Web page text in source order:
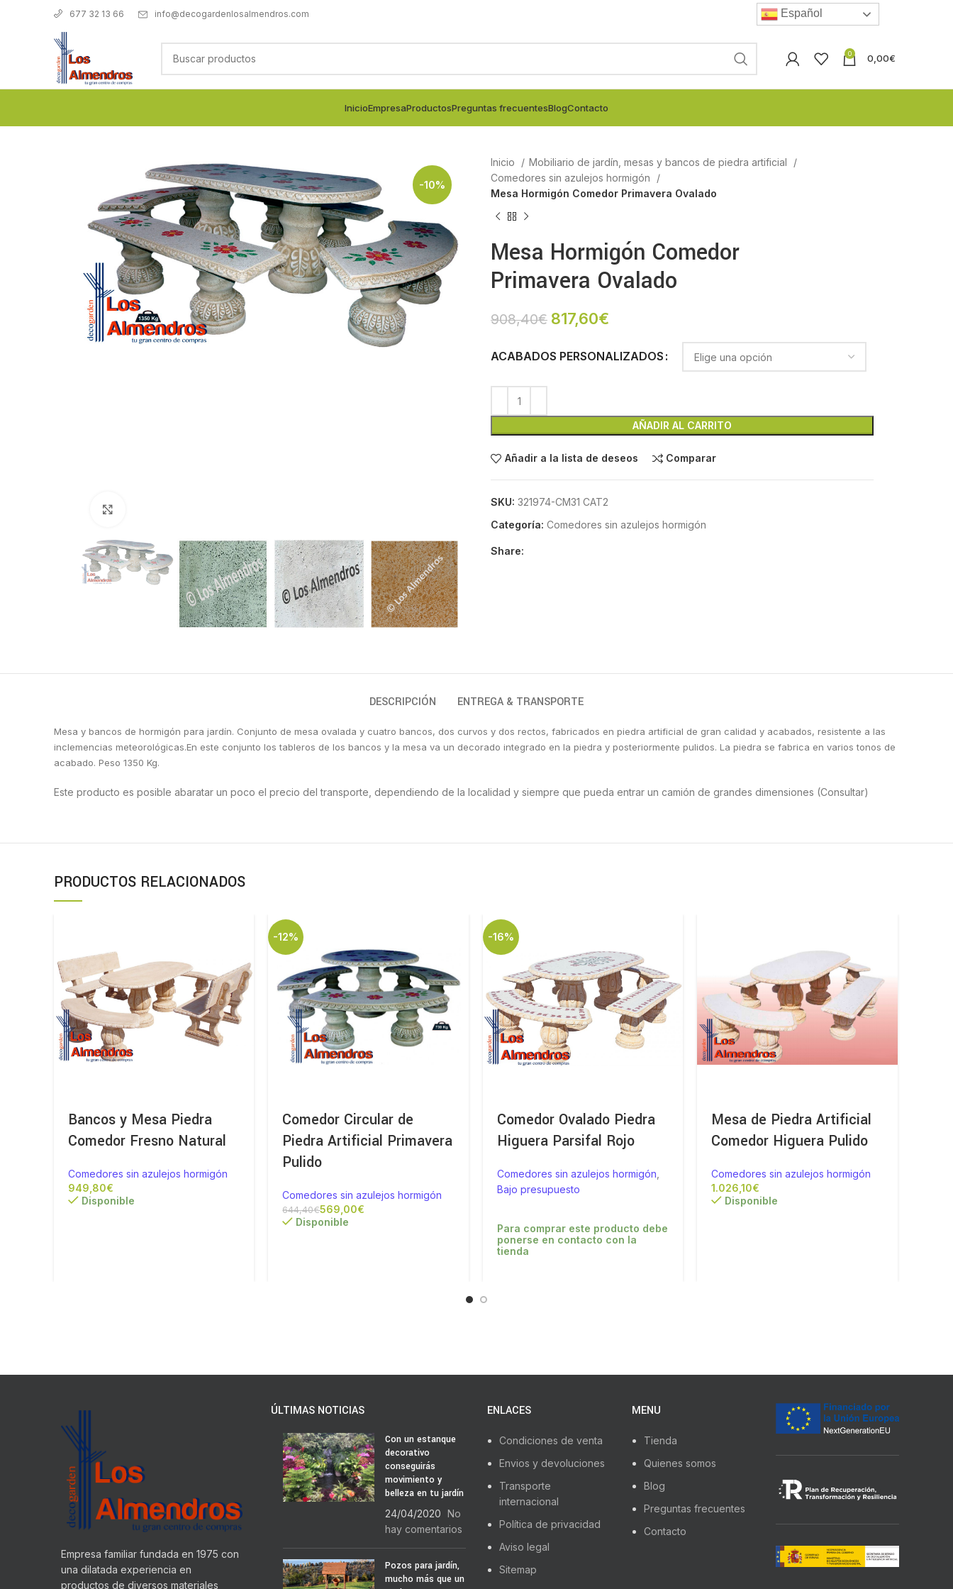
677 32 13 66 info@decogardenlosalmendros.com Español
0 0,00€
InicioEmpresaProductosPreguntas frecuentesBlogContacto
-10%
Inicio
Mobiliario de jardín, mesas y bancos de piedra artificial
Comedores sin azulejos hormigón
Mesa Hormigón Comedor Primavera Ovalado
Mesa Hormigón Comedor
Primavera Ovalado
908,40€ 817,60€
ACABADOS PERSONALIZADOS
AÑADIR AL CARRITO
Añadir a la lista de deseos Comparar
SKU: 321974-CM31 CAT2
Categoría: Comedores sin azulejos hormigón
Share:
DESCRIPCIÓN ENTREGA & TRANSPORTE
Mesa y bancos de hormigón para jardín. Conjunto de mesa ovalada y cuatro bancos, dos curvos y dos rectos, fabricados en piedra artificial de gran calidad y acabados, resistente a las
inclemencias meteorológicas.En este conjunto los tableros de los bancos y la mesa va un decorado integrado en la piedra y posteriormente pulidos. La piedra se fabrica en varios tonos de
acabado. Peso 1350 Kg.
Este producto es posible abaratar un poco el precio del transporte, dependiendo de la localidad y siempre que pueda entrar un camión de grandes dimensiones (Consultar)
PRODUCTOS RELACIONADOS
Bancos y Mesa Piedra
Comedor Fresno Natural
Comedores sin azulejos hormigón
€
Disponible
-12%
Comedor Circular de
Piedra Artificial Primavera
Pulido
Comedores sin azulejos hormigón
644,40€569,00€
Disponible
-16%
Comedor Ovalado Piedra
Higuera Parsifal Rojo
Comedores sin azulejos hormigón
Bajo presupuesto
Para comprar este producto debe
ponerse en contacto con la
tienda
Mesa de Piedra Artificial
Comedor Higuera Pulido
Comedores sin azulejos hormigón
€
Disponible
Empresa familiar fundada en 1975 con
una dilatada experiencia en
productos de diversos materiales
ÚLTIMAS NOTICIAS
Con un estanque
decorativo
conseguirás
movimiento y
belleza en tu jardín
24/04/2020 No
hay comentarios
Pozos para jardín,
mucho más que un
ENLACES
Condiciones de venta
Envios y devoluciones
Transporte
internacional
Política de privacidad
Aviso legal
Sitemap
MENU
Tienda
Quienes somos
Blog
Preguntas frecuentes
Contacto